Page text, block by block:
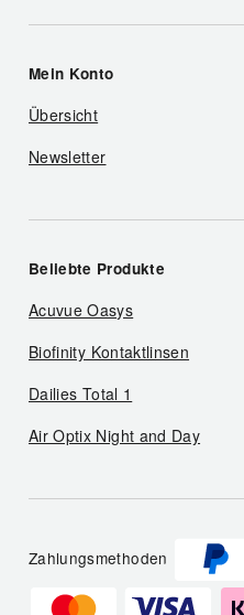
Mein Konto
Übersicht
Newsletter
Beliebte Produkte
Acuvue Oasys
Biofinity Kontaktlinsen
Dailies Total 1
Air Optix Night and Day
Zahlungsmethoden